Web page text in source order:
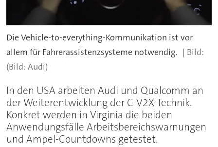
Die Vehicle-to-everything-Kommunikation ist vor
allem für Fahrerassistenzsysteme notwendig.
(Bild: Audi)
In den USA arbeiten Audi und Qualcomm an
der Weiterentwicklung der C-V2X-Technik.
Konkret werden in Virginia die beiden
Anwendungsfälle Arbeitsbereichswarnungen
und Ampel-Countdowns getestet.